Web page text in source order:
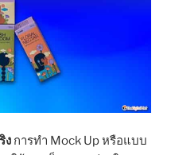
ง การทำ Mock Up หรือแบบ